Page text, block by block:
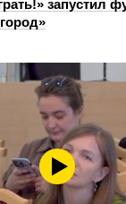
запустил